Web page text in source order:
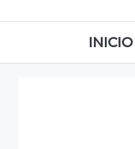
INICIO